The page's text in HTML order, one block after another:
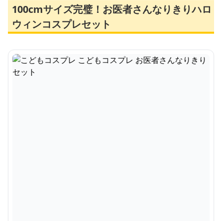
100cmサイズ完璧！お医者さんなりきりハロ
ウィンコスプレセット